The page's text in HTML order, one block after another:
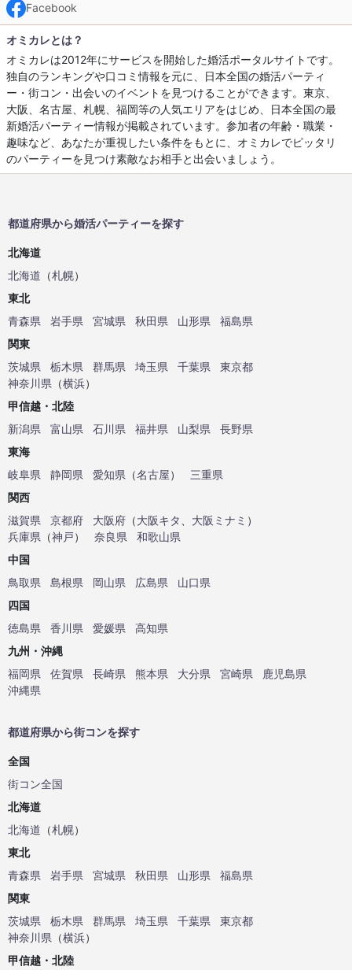
Facebook
オミカレとは？
オミカレは2012年にサービスを開始した婚活ポータルサイトです。
独自のランキングや口コミ情報を元に、日本全国の婚活パーティ
ー・街コン・出会いのイベントを見つけることができます。東京、
大阪、名古屋、札幌、福岡等の人気エリアをはじめ、日本全国の最
新婚活パーティー情報が掲載されています。参加者の年齢・職業・
趣味など、あなたが重視したい条件をもとに、オミカレでピッタリ
のパーティーを見つけ素敵なお相手と出会いましょう。
都道府県から婚活パーティーを探す
北海道
北海道 （札幌）
東北
青森県
岩手県 宮城県 秋田県 山形県
福島県
関東
茨城県
栃木県 群馬県 埼玉県 千葉県
東京都
神奈川県 （横浜）
甲信越・北陸
新潟県
富山県 石川県 福井県 山梨県
長野県
東海
岐阜県
静岡県 愛知県 （名古屋）
三重県
関西
滋賀県
京都府 大阪府 （大阪キタ 大阪ミナミ ）
兵庫県 （神戸） 奈良県
和歌山県
中国
鳥取県
島根県 岡山県 広島県
山口県
四国
徳島県
香川県 愛媛県
高知県
九州・沖縄
福岡県
佐賀県 長崎県 熊本県 大分県 宮崎県
鹿児島県
沖縄県
都道府県から街コンを探す
全国
街コン全国
北海道
北海道 （札幌）
東北
青森県
岩手県 宮城県 秋田県 山形県
福島県
関東
茨城県
栃木県 群馬県 埼玉県 千葉県
東京都
神奈川県 （横浜）
甲信越・北陸